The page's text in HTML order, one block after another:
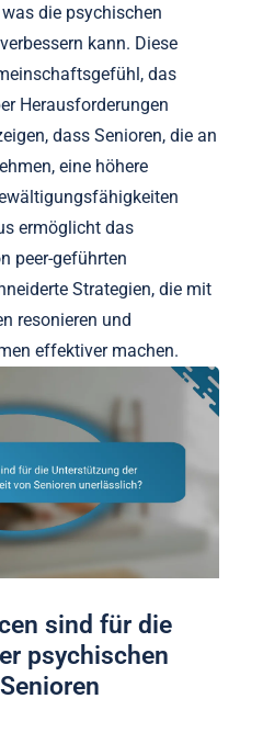
die psychischen
kann. Diese
das
Herausforderungen
dass Senioren, die an
eine höhere
ermöglicht das
peer-geführten
Strategien, die mit
resonieren und
effektiver machen.
sind für die
psychischen